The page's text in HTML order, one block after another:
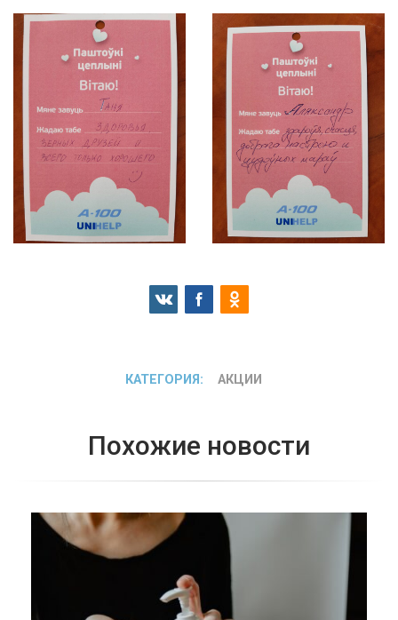
КАТЕГОРИЯ: АКЦИИ
Похожие новости